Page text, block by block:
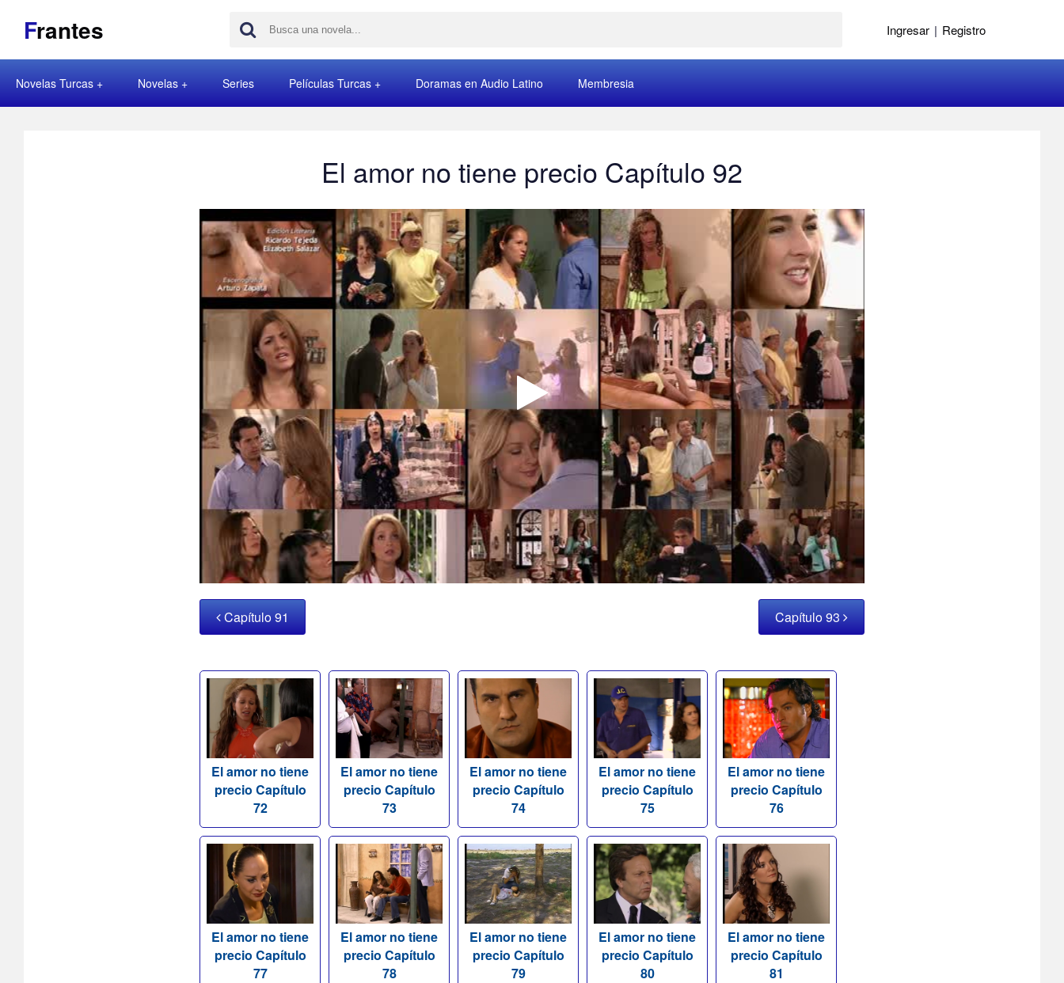
Frantes Ingresar | Registro
Novelas Turcas Novelas Series Películas Turcas Doramas en Audio Latino Membresia
El amor no tiene precio Capítulo 92
Capítulo 91 Capítulo 93
El amor no tiene
precio Capítulo
72
El amor no tiene
precio Capítulo
73
El amor no tiene
precio Capítulo
74
El amor no tiene
precio Capítulo
75
El amor no tiene
precio Capítulo
76
El amor no tiene
precio Capítulo
77
El amor no tiene
precio Capítulo
78
El amor no tiene
precio Capítulo
79
El amor no tiene
precio Capítulo
80
El amor no tiene
precio Capítulo
81